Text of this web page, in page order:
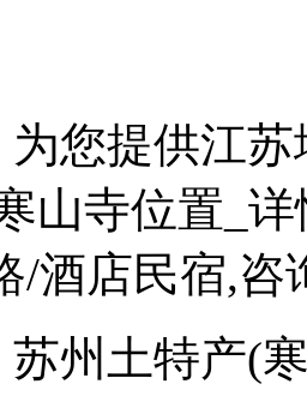
您提供江
山寺位置_
/酒店民宿,咨
州土特产(